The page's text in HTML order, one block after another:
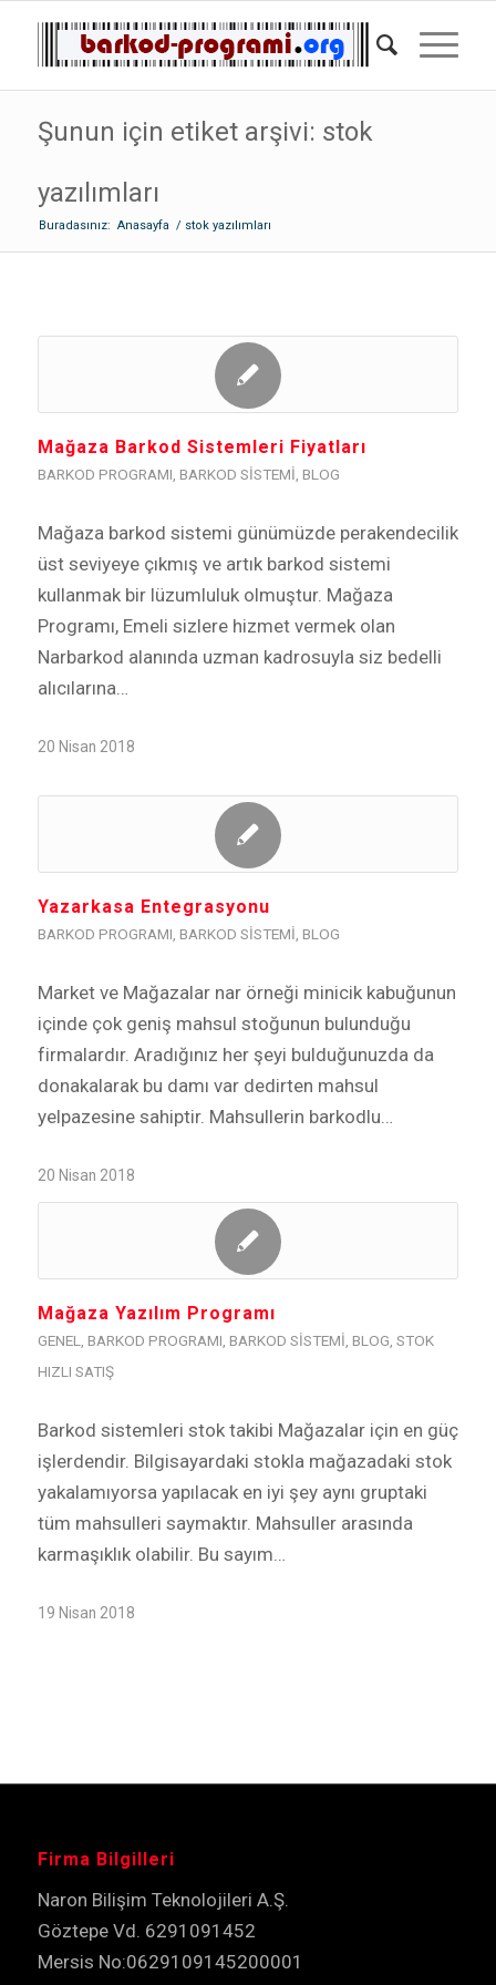
Şunun için etiket arşivi: stok
yazılımları
Buradasınız: Anasayfa / stok yazılımları
Mağaza Barkod Sistemleri Fiyatları
BARKOD PROGRAMI BARKOD SISTEMI BLOG
Mağaza barkod sistemi günümüzde perakendecilik
üst seviyeye çıkmış ve artık barkod sistemi
kullanmak bir lüzumluluk olmuştur. Mağaza
Programı, Emeli sizlere hizmet vermek olan
Narbarkod alanında uzman kadrosuyla siz bedelli
alıcılarına…
20 Nisan 2018
Yazarkasa Entegrasyonu
BARKOD PROGRAMI BARKOD SISTEMI BLOG
Market ve Mağazalar nar örneği minicik kabuğunun
içinde çok geniş mahsul stoğunun bulunduğu
firmalardır. Aradığınız her şeyi bulduğunuzda da
donakalarak bu damı var dedirten mahsul
yelpazesine sahiptir. Mahsullerin barkodlu…
20 Nisan 2018
Mağaza Yazılım Programı
GENEL BARKOD PROGRAMI BARKOD SISTEMI BLOG STOK
HIZLI SATIŞ
Barkod sistemleri stok takibi Mağazalar için en güç
işlerdendir. Bilgisayardaki stokla mağazadaki stok
yakalamıyorsa yapılacak en iyi şey aynı gruptaki
tüm mahsulleri saymaktır. Mahsuller arasında
karmaşıklık olabilir. Bu sayım…
19 Nisan 2018
Firma Bilgilleri
Naron Bilişim Teknolojileri A.Ş.
Göztepe Vd. 6291091452
Mersis No:0629109145200001